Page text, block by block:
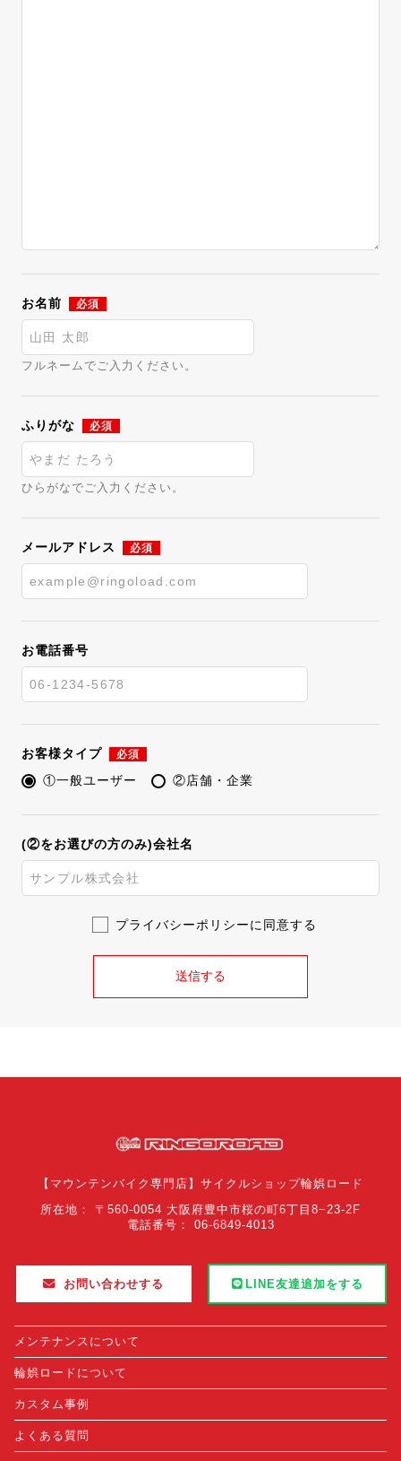
お名前 必須
フルネームでご入力ください。
ふりがな 必須
ひらがなでご入力ください。
メールアドレス 必須
お電話番号
お客様タイプ 必須
①一般ユーザー ②店舗・企業
(②をお選びの方のみ)会社名
プライバシーポリシーに同意する
【マウンテンバイク専門店】サイクルショップ輪娯ロード
所在地： 〒560-0054 大阪府豊中市桜の町6丁目8−23-2F
電話番号： 06-6849-4013
お問い合わせする LINE友達追加をする
メンテナンスについて
輪娯ロードについて
カスタム事例
よくある質問